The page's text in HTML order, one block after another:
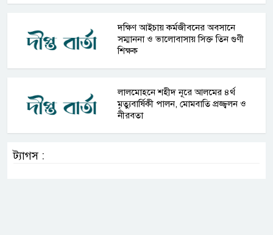
দক্ষিণ আইচায় কর্মজীবনের অবসানে
সম্মাননা ও ভালোবাসায় সিক্ত তিন গুণী
শিক্ষক
লালমোহনে শহীদ নূরে আলমের ৪র্থ
মৃত্যুবার্ষিকী পালন, মোমবাতি প্রজ্জ্বলন ও
নীরবতা
ট্যাগস :